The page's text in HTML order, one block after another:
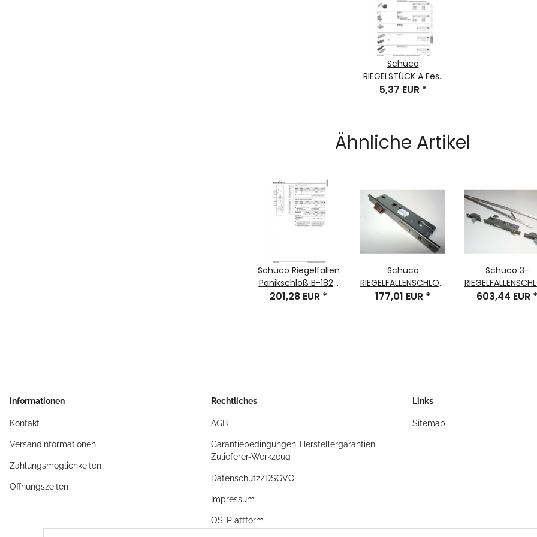
Schüco
RIEGELSTÜCK A Fest
Bauteil-Nr. 218052
5,37 EUR *
Ähnliche Artikel
Schüco Riegelfallen
Panikschloß B-1827
201,28 EUR *
Schüco
RIEGELFALLENSCHLOSS
RS/LS 29/92/10
177,01 EUR *
Schüco 3-
DIN RS, 28/97/10
603,44 EUR *
Informationen
Kontakt
Versandinformationen
Zahlungsmöglichkeiten
Öffnungszeiten
Rechtliches
AGB
Garantiebedingungen-Herstellergarantien-
Zulieferer-Werkzeug
Datenschutz/DSGVO
Impressum
OS-Plattform
Links
Sitemap